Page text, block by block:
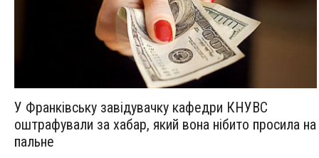
У Франківську завідувачку кафедри КНУВС
оштрафували за хабар, який вона нібито просила на
пальне